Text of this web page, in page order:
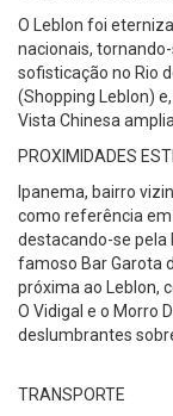
O Leblon foi
nacionais,
sofisticação no Rio
(Shopping Leblon)
Vista Chinesa
PROXIMIDADES
Ipanema, bairro
como referência
destacando-se pela
famoso Bar Garota
próxima ao Leblon,
O Vidigal e o Morro
deslumbrantes
TRANSPORTE